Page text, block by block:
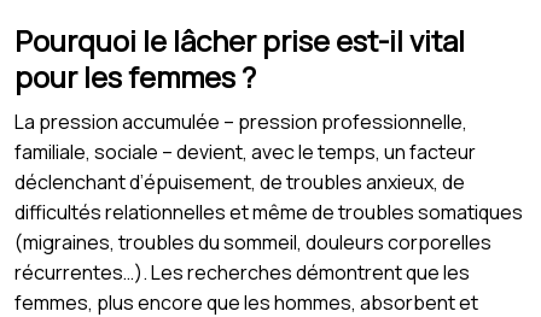
Pourquoi le lâcher prise est-il vital
pour les femmes ?
La pression accumulée – pression professionnelle,
familiale, sociale – devient, avec le temps, un facteur
déclenchant d’épuisement, de troubles anxieux, de
difficultés relationnelles et même de troubles somatiques
(migraines, troubles du sommeil, douleurs corporelles
récurrentes…). Les recherches démontrent que les
femmes, plus encore que les hommes, absorbent et